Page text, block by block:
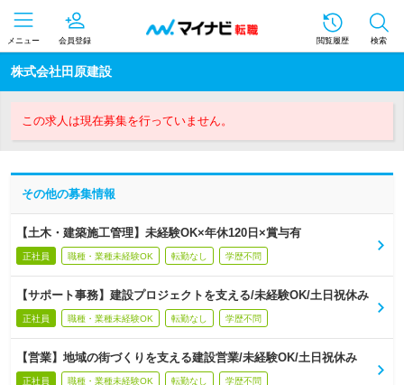
メニュー 会員登録 閲覧履歴 検索
株式会社田原建設
この求人は現在募集を行っていません。
その他の募集情報
【土木・建築施工管理】未経験OK×年休120日×賞与有
正社員 職種・業種未経験OK 転勤なし 学歴不問
【サポート事務】建設プロジェクトを支える/未経験OK/土日祝休み
正社員 職種・業種未経験OK 転勤なし 学歴不問
【営業】地域の街づくりを支える建設営業/未経験OK/土日祝休み
正社員 職種・業種未経験OK 転勤なし 学歴不問